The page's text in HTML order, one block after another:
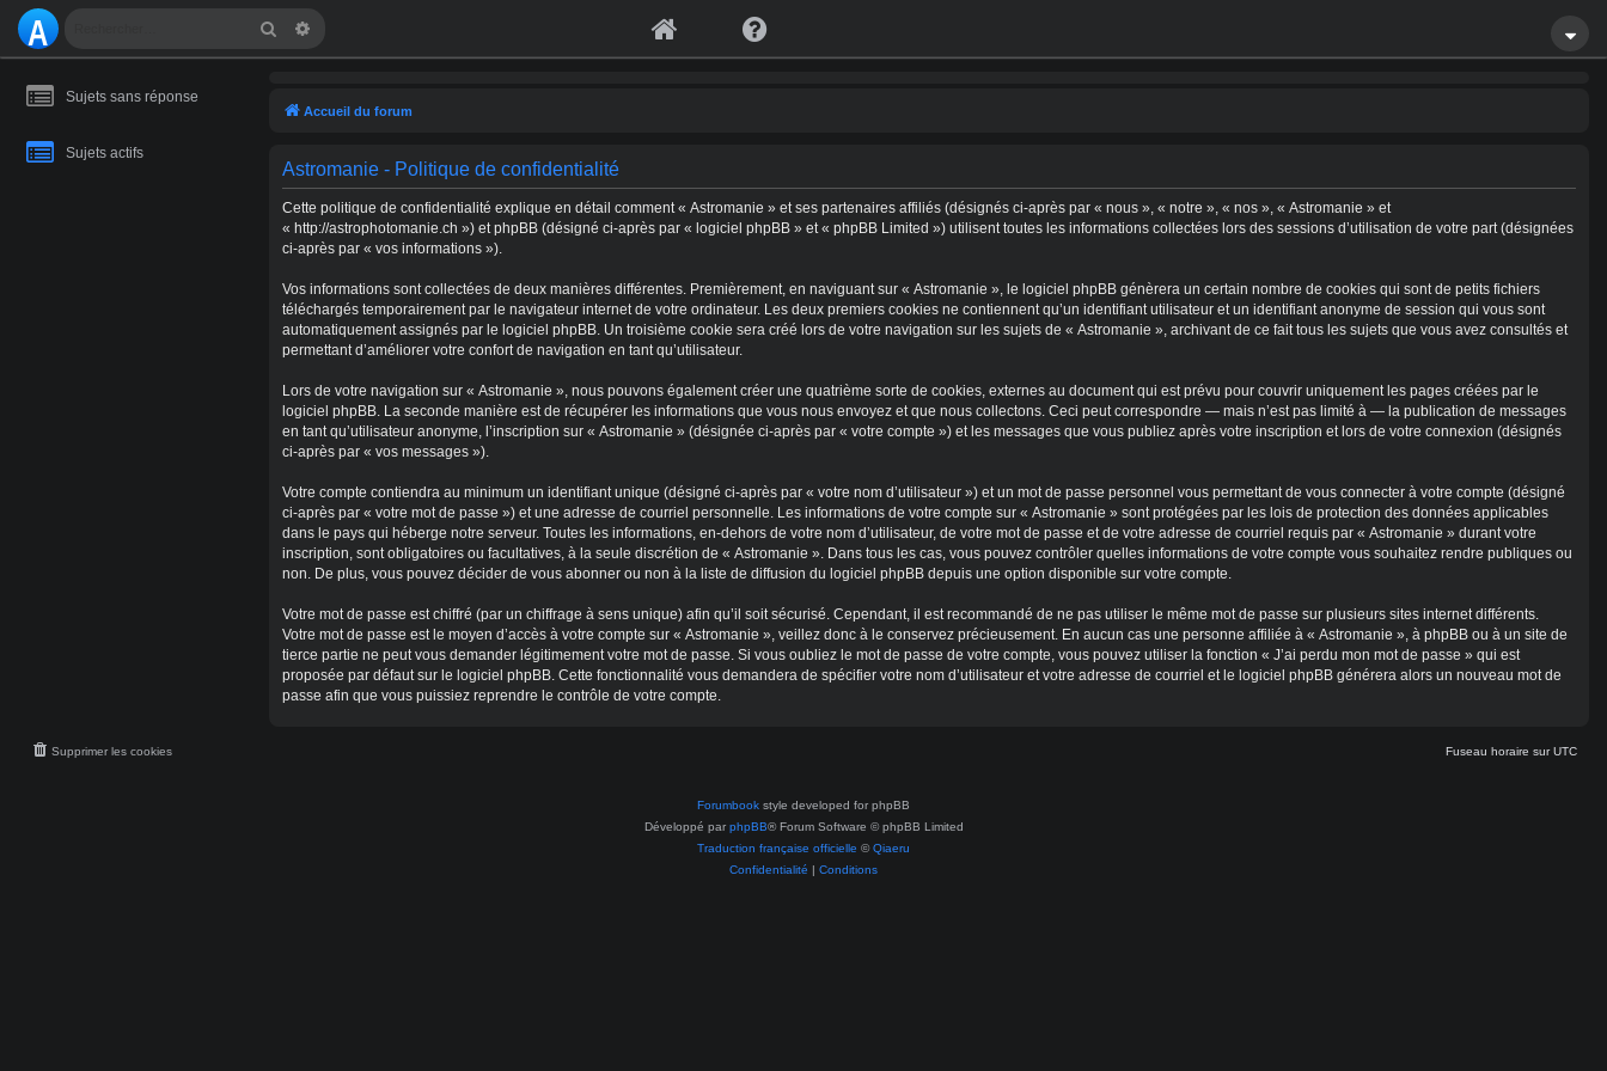
A
T
R
Rechercher
Sujets sans réponse
Sujets actifs
Accueil du forum
Astromanie - Politique de confidentialité
Cette politique de confidentialité explique en détail comment « Astromanie » et ses partenaires affiliés (désignés ci-après par « nous », « notre », « nos », « Astromanie » et
« http://astrophotomanie.ch ») et phpBB (désigné ci-après par « logiciel phpBB » et « phpBB Limited ») utilisent toutes les informations collectées lors des sessions d’utilisation de votre part (désignées
ci-après par « vos informations »).
Vos informations sont collectées de deux manières différentes. Premièrement, en naviguant sur « Astromanie », le logiciel phpBB génèrera un certain nombre de cookies qui sont de petits fichiers
téléchargés temporairement par le navigateur internet de votre ordinateur. Les deux premiers cookies ne contiennent qu’un identifiant utilisateur et un identifiant anonyme de session qui vous sont
automatiquement assignés par le logiciel phpBB. Un troisième cookie sera créé lors de votre navigation sur les sujets de « Astromanie », archivant de ce fait tous les sujets que vous avez consultés et
permettant d’améliorer votre confort de navigation en tant qu’utilisateur.
Lors de votre navigation sur « Astromanie », nous pouvons également créer une quatrième sorte de cookies, externes au document qui est prévu pour couvrir uniquement les pages créées par le
logiciel phpBB. La seconde manière est de récupérer les informations que vous nous envoyez et que nous collectons. Ceci peut correspondre — mais n’est pas limité à — la publication de messages
en tant qu’utilisateur anonyme, l’inscription sur « Astromanie » (désignée ci-après par « votre compte ») et les messages que vous publiez après votre inscription et lors de votre connexion (désignés
ci-après par « vos messages »).
Votre compte contiendra au minimum un identifiant unique (désigné ci-après par « votre nom d’utilisateur ») et un mot de passe personnel vous permettant de vous connecter à votre compte (désigné
ci-après par « votre mot de passe ») et une adresse de courriel personnelle. Les informations de votre compte sur « Astromanie » sont protégées par les lois de protection des données applicables
dans le pays qui héberge notre serveur. Toutes les informations, en-dehors de votre nom d’utilisateur, de votre mot de passe et de votre adresse de courriel requis par « Astromanie » durant votre
inscription, sont obligatoires ou facultatives, à la seule discrétion de « Astromanie ». Dans tous les cas, vous pouvez contrôler quelles informations de votre compte vous souhaitez rendre publiques ou
non. De plus, vous pouvez décider de vous abonner ou non à la liste de diffusion du logiciel phpBB depuis une option disponible sur votre compte.
Votre mot de passe est chiffré (par un chiffrage à sens unique) afin qu’il soit sécurisé. Cependant, il est recommandé de ne pas utiliser le même mot de passe sur plusieurs sites internet différents.
Votre mot de passe est le moyen d’accès à votre compte sur « Astromanie », veillez donc à le conservez précieusement. En aucun cas une personne affiliée à « Astromanie », à phpBB ou à un site de
tierce partie ne peut vous demander légitimement votre mot de passe. Si vous oubliez le mot de passe de votre compte, vous pouvez utiliser la fonction « J’ai perdu mon mot de passe » qui est
proposée par défaut sur le logiciel phpBB. Cette fonctionnalité vous demandera de spécifier votre nom d’utilisateur et votre adresse de courriel et le logiciel phpBB générera alors un nouveau mot de
passe afin que vous puissiez reprendre le contrôle de votre compte.
Fuseau horaire surUTC
Supprimer les cookies
Forumbook style developed for phpBB
Développé par phpBB® Forum Software © phpBB Limited
Traduction française officielle ©Qiaeru
Confidentialité | Conditions